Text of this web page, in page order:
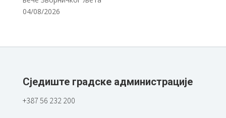
04/08/2026
Сједиште градске администрације
+387 56 232 200